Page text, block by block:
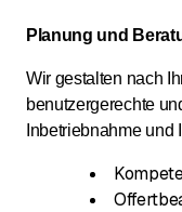
Planung und
Wir gestalten nach
benutzergerechte
Inbetriebnahme